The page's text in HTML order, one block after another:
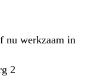
nu werkzaam in
2